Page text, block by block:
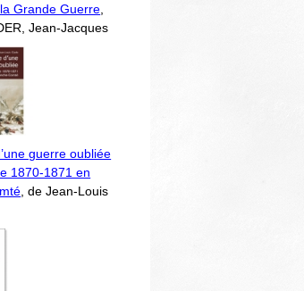
Grande Guerre,
Jean-Jacques
guerre oubliée
1870-1871 en
, de Jean-Louis